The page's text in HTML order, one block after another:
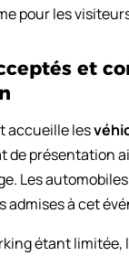
pour les
et
accueille les
de présentation
Les
admises à cet
étant limitée,